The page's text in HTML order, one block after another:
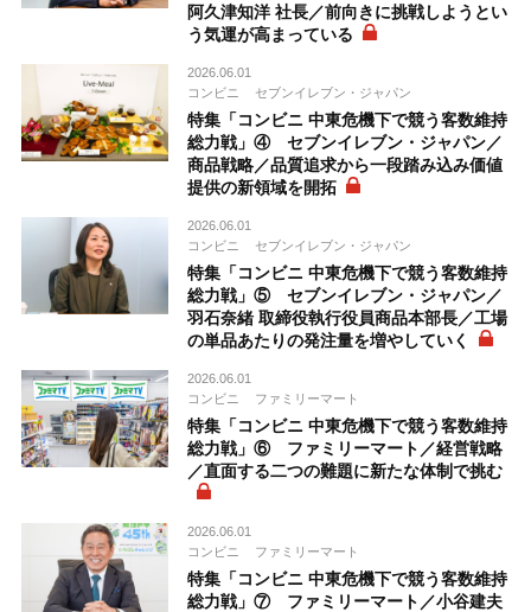
阿久津知洋 社長／前向きに挑戦しようとい
う気運が高まっている
2026.06.01
コンビニ
セブンイレブン・ジャパン
特集「コンビニ 中東危機下で競う客数維持
総力戦」④ セブンイレブン・ジャパン／
商品戦略／品質追求から一段踏み込み価値
提供の新領域を開拓
2026.06.01
コンビニ
セブンイレブン・ジャパン
特集「コンビニ 中東危機下で競う客数維持
総力戦」⑤ セブンイレブン・ジャパン／
羽石奈緒 取締役執行役員商品本部長／工場
の単品あたりの発注量を増やしていく
2026.06.01
コンビニ
ファミリーマート
特集「コンビニ 中東危機下で競う客数維持
総力戦」⑥ ファミリーマート／経営戦略
／直面する二つの難題に新たな体制で挑む
2026.06.01
コンビニ
ファミリーマート
特集「コンビニ 中東危機下で競う客数維持
総力戦」⑦ ファミリーマート／小谷建夫